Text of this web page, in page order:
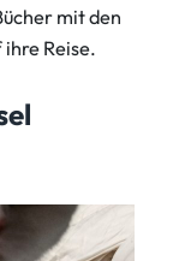
mit den
ihre Reise.